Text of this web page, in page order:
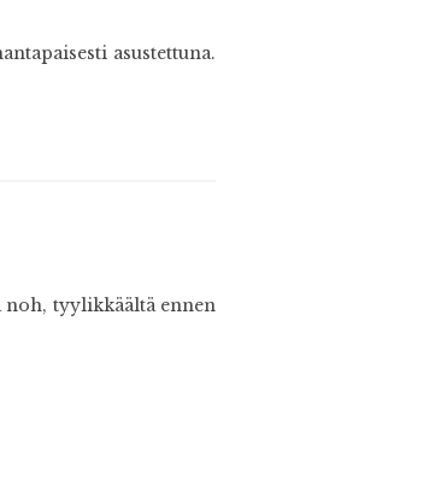
asustettuna.
noh, tyylikkäältä ennen